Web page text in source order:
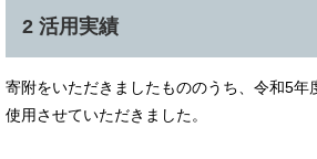
2 活用実績
寄附をいただきましたもののうち、令和5年
使用させていただきました。